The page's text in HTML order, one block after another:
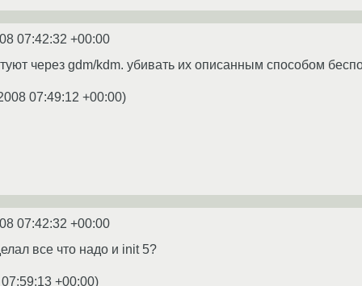
07:42:32 +00:00
через gdm/kdm. убивать их описанным способом
07:49:12 +00:00)
07:42:32 +00:00
все что надо и init 5?
+00:00)